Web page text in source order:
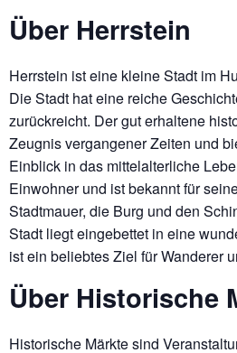
Über Herrstein
Herrstein ist eine kleine Stadt im
Die Stadt hat eine reiche
zurückreicht. Der gut erhaltene
Zeugnis vergangener Zeiten und
Einblick in das mittelalterliche
Einwohner und ist bekannt für
Stadtmauer, die Burg und den
Stadt liegt eingebettet in eine
ist ein beliebtes Ziel für Wanderer
Über Historische
Historische Märkte sind